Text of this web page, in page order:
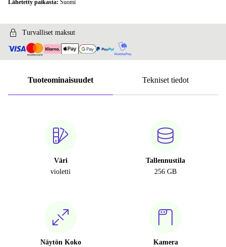
Lähetetty paikasta: Suomi
Turvalliset maksut
Tuoteominaisuudet Tekniset tiedot
Väri
violetti
Tallennustila
256 GB
Näytön Koko
Kamera